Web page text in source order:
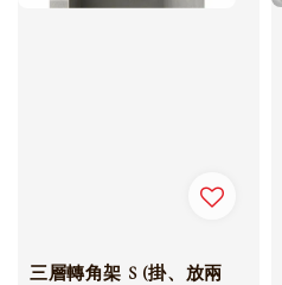
三層轉角架 S (掛、放兩